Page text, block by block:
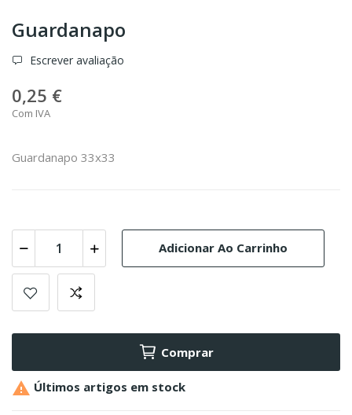
Guardanapo
Escrever avaliação
0,25 €
Com IVA
Guardanapo 33x33
Adicionar Ao Carrinho
Comprar
 Últimos artigos em stock